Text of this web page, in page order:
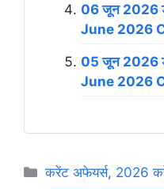
06 जून 2026
June 2026
05 जून 2026
June 2026
Categories
करेंट अफेयर्स, 2026